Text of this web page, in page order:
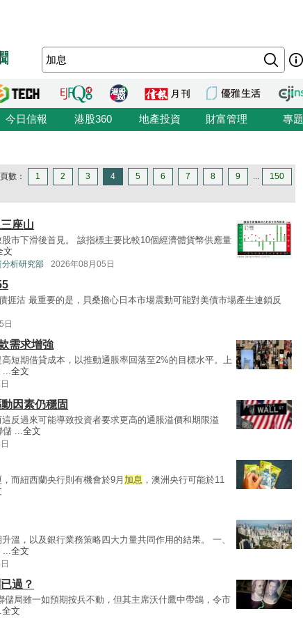
今日信報 港股360 地產投資 財富管理 專題
頁數： 1 2 3 4 5 6 7 8 9 ... 150
座山
股市下滑後首見。 該指標主要比較10個經濟體貨幣供應量
文
分析研究部 2026年08月05日
捱沽 最重要的是，貝桑擔心日本市場震動可能對美債市場產生連鎖反
日
需求增強
高短期借貸成本，以推動通脹率回落至2%的目標水平。上
...全文
因素仍穩固
這反過來可能導致投資者要求更高的通脹溢價和期限溢
儲 ...全文
而紐西蘭央行則有機會於9月 加息 ，澳洲央行可能於11
溫，以及銀行業務策略四大力量共同作用的結果。 一、
...全文
過？
儲局雖一如預期按兵不動，但其主席沃什鷹中帶鴿，令市
全文